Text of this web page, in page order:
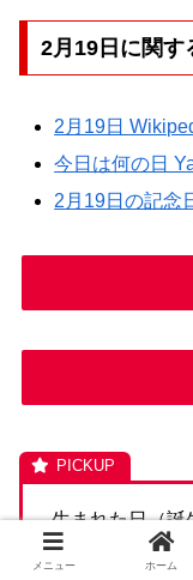
2月19日に関す
2月19日
今日は何の日
2月19日の記念
生まれた日（誕
か、日干支・年
メニュー ホーム